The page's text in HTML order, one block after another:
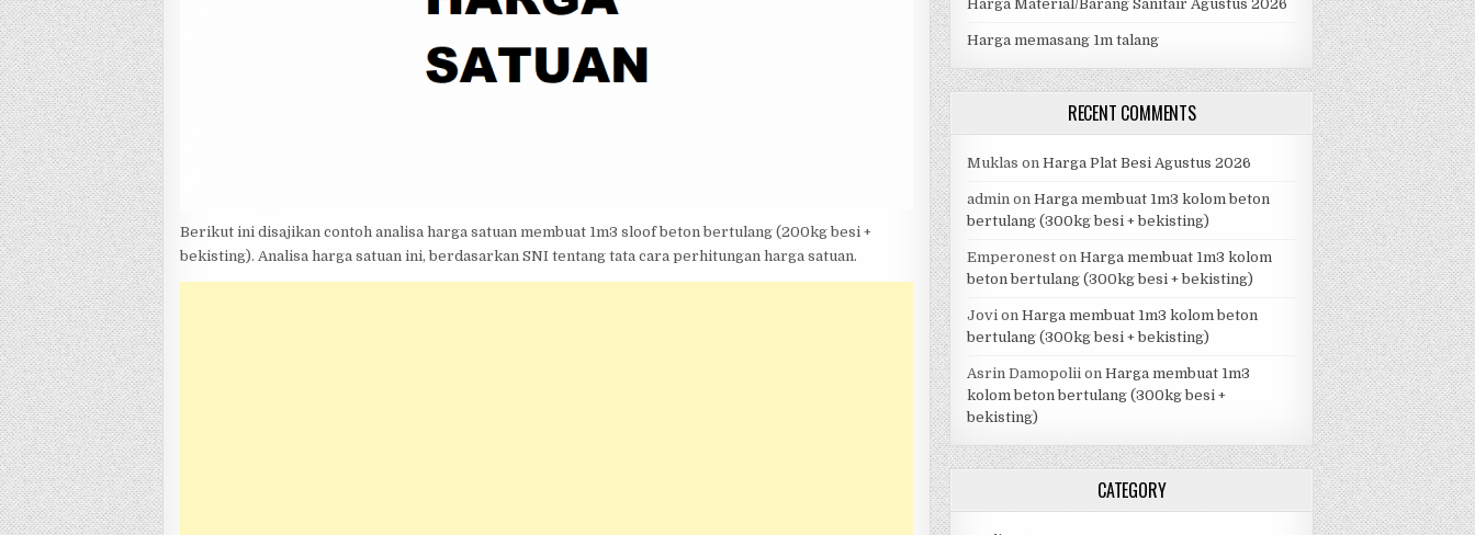
BEKISTING)
Berikut ini disajikan contoh analisa harga satuan membuat 1m3 sloof beton bertulang (200kg besi +
bekisting). Analisa harga satuan ini, berdasarkan SNI tentang tata cara perhitungan harga satuan.
Harga Material/Barang Sanitair Agustus 2026
Harga memasang 1m talang
RECENT COMMENTS
Muklas onHarga Plat Besi Agustus 2026
admin onHarga membuat 1m3 kolom beton
bertulang (300kg besi + bekisting)
Emperonest onHarga membuat 1m3 kolom
beton bertulang (300kg besi + bekisting)
Jovi onHarga membuat 1m3 kolom beton
bertulang (300kg besi + bekisting)
Asrin Damopolii onHarga membuat 1m3
kolom beton bertulang (300kg besi +
bekisting)
CATEGORY